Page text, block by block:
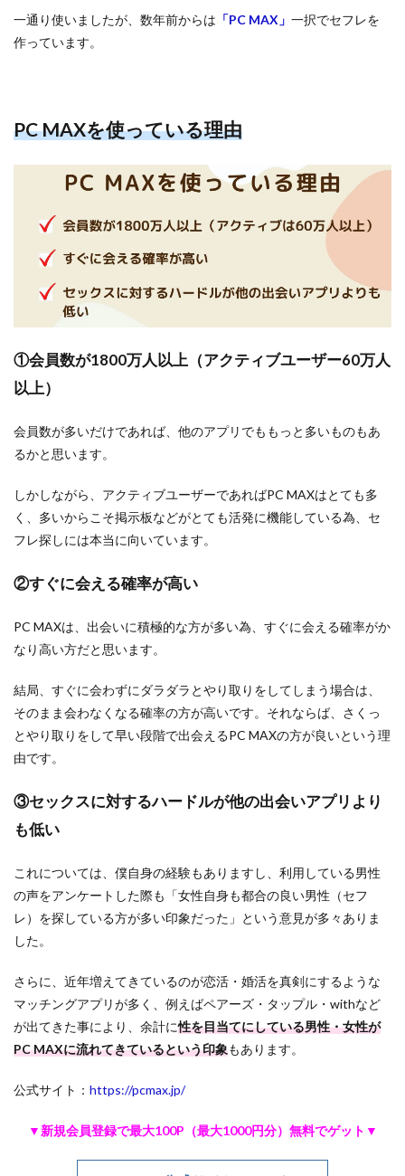
一通り使いましたが、数年前からは 「PC MAX」 一択でセフレを
作っています。
PC MAXを使っている理由
①会員数が1800万人以上（アクティブユーザー60万人
以上）
会員数が多いだけであれば、他のアプリでももっと多いものもあ
るかと思います。
しかしながら、アクティブユーザーであればPC MAXはとても多
く、多いからこそ掲示板などがとても活発に機能している為、セ
フレ探しには本当に向いています。
②すぐに会える確率が高い
PC MAXは、 出会いに積極的な方が多い為、すぐに会える確率がか
なり高い方だと思います。
結局、すぐに会わずにダラダラとやり取りをしてしまう場合は、
そのまま会わなくなる確率の方が高いです。それならば、さくっ
とやり取りをして早い段階で出会えるPC MAXの方が良いという理
由です。
③セックスに対するハードルが他の出会いアプリより
も低い
これについては、僕自身の経験もありますし、利用している男性
の声をアンケートした際も「女性自身も都合の良い男性（セフ
レ）を探している方が多い印象だった」という意見が多々ありま
した。
さらに、近年増えてきているのが恋活・婚活を真剣にするような
マッチングアプリが多く、例えばペアーズ・タップル・withなど
が出てきた事により、余計に性を目当てにしている男性・女性が
PC MAXに流れてきているという印象もあります。
公式サイト： https://pcmax.jp/
▼新規会員登録で最大100P（最大1000円分）無料でゲット▼